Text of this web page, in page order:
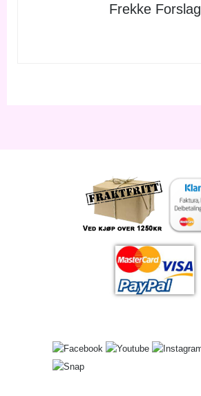
Frekke Forslag